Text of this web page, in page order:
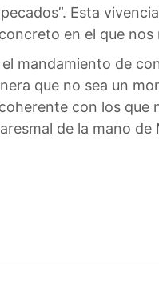
Esta
en el que nos
mandamiento de
que no sea un
con los que
de la mano